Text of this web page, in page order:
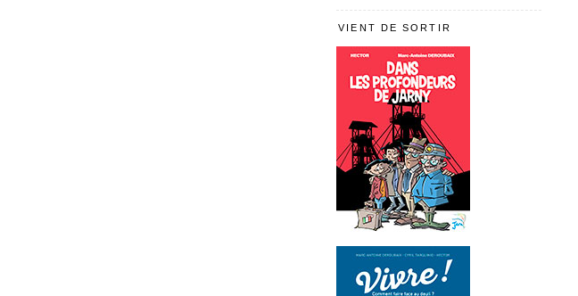
VIENT DE SORTIR